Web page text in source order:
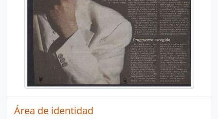
Área de identidad